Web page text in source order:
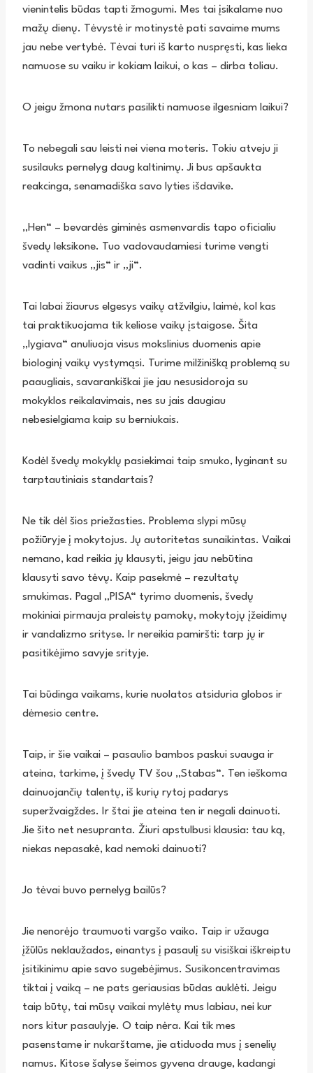
vienintelis būdas tapti žmogumi. Mes tai įsikalame nuo
mažų dienų. Tėvystė ir motinystė pati savaime mums
jau nebe vertybė. Tėvai turi iš karto nuspręsti, kas lieka
namuose su vaiku ir kokiam laikui, o kas – dirba toliau.
O jeigu žmona nutars pasilikti namuose ilgesniam laikui?
To nebegali sau leisti nei viena moteris. Tokiu atveju ji
susilauks pernelyg daug kaltinimų. Ji bus apšaukta
reakcinga, senamadiška savo lyties išdavike.
„Hen“ – bevardės giminės asmenvardis tapo oficialiu
švedų leksikone. Tuo vadovaudamiesi turime vengti
vadinti vaikus „jis“ ir „ji“.
Tai labai žiaurus elgesys vaikų atžvilgiu, laimė, kol kas
tai praktikuojama tik keliose vaikų įstaigose. Šita
„lygiava“ anuliuoja visus mokslinius duomenis apie
biologinį vaikų vystymąsi. Turime milžinišką problemą su
paaugliais, savarankiškai jie jau nesusidoroja su
mokyklos reikalavimais, nes su jais daugiau
nebesielgiama kaip su berniukais.
Kodėl švedų mokyklų pasiekimai taip smuko, lyginant su
tarptautiniais standartais?
Ne tik dėl šios priežasties. Problema slypi mūsų
požiūryje į mokytojus. Jų autoritetas sunaikintas. Vaikai
nemano, kad reikia jų klausyti, jeigu jau nebūtina
klausyti savo tėvų. Kaip pasekmė – rezultatų
smukimas. Pagal „PISA“ tyrimo duomenis, švedų
mokiniai pirmauja praleistų pamokų, mokytojų įžeidimų
ir vandalizmo srityse. Ir nereikia pamiršti: tarp jų ir
pasitikėjimo savyje srityje.
Tai būdinga vaikams, kurie nuolatos atsiduria globos ir
dėmesio centre.
Taip, ir šie vaikai – pasaulio bambos paskui suauga ir
ateina, tarkime, į švedų TV šou „Stabas“. Ten ieškoma
dainuojančių talentų, iš kurių rytoj padarys
superžvaigždes. Ir štai jie ateina ten ir negali dainuoti.
Jie šito net nesupranta. Žiuri apstulbusi klausia: tau ką,
niekas nepasakė, kad nemoki dainuoti?
Jo tėvai buvo pernelyg bailūs?
Jie nenorėjo traumuoti vargšo vaiko. Taip ir užauga
įžūlūs neklaužados, einantys į pasaulį su visiškai iškreiptu
įsitikinimu apie savo sugebėjimus. Susikoncentravimas
tiktai į vaiką – ne pats geriausias būdas auklėti. Jeigu
taip būtų, tai mūsų vaikai mylėtų mus labiau, nei kur
nors kitur pasaulyje. O taip nėra. Kai tik mes
pasenstame ir nukarštame, jie atiduoda mus į senelių
namus. Kitose šalyse šeimos gyvena drauge, kadangi